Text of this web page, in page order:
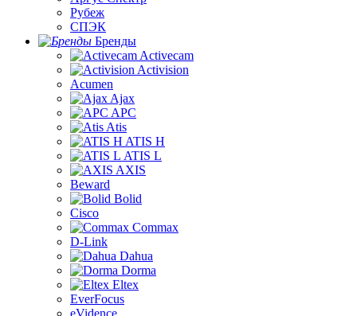
Рубеж
СПЭК
Бренды
Activecam
Activision
Acumen
Ajax
APC
Atis
ATIS H
ATIS L
AXIS
Beward
Bolid
Cisco
Commax
D-Link
Dahua
Dorma
Eltex
EverFocus
eVidence